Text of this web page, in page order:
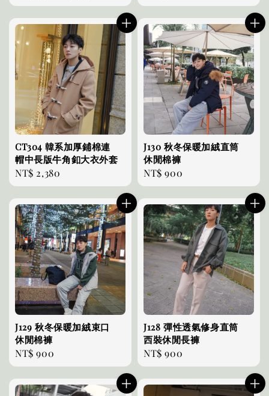
price
price
price
CT304 韓系加厚鋪棉連
帽中長版牛角釦大衣外套
Regular
price
NT$ 2,380
J130 秋冬保暖加絨直筒
休閒棉褲
Regular
price
NT$ 900
J129 秋冬保暖加絨束口
休閒棉褲
Regular
price
NT$ 900
J128 彈性透氣修身直筒
西裝休閒長褲
Regular
price
NT$ 900